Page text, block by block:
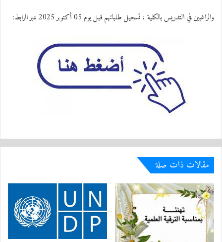
والراغبين في التدريس بالكلية ، تسجيل طلباتهم قبل يوم 05 أكتوبر 2025 عبر الرابط:
مقالات ذات صلة